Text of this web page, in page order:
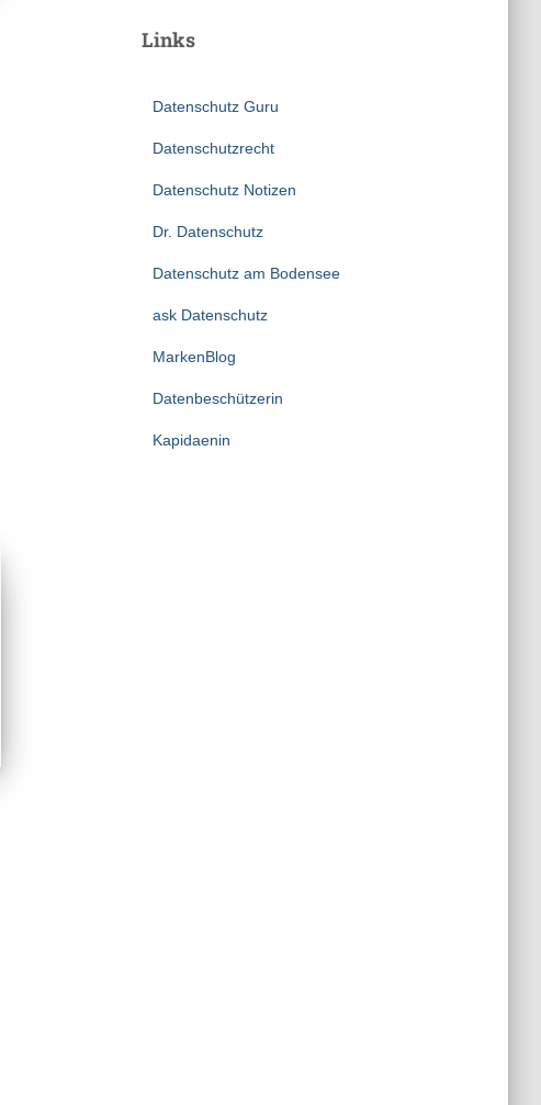
Links
Datenschutz Guru
Datenschutzrecht
Datenschutz Notizen
Dr. Datenschutz
Datenschutz am Bodensee
ask Datenschutz
MarkenBlog
Datenbeschützerin
Kapidaenin